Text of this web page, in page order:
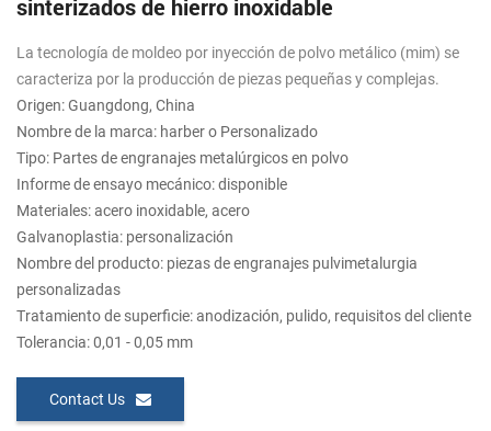
sinterizados de hierro inoxidable
La tecnología de moldeo por inyección de polvo metálico (mim) se
caracteriza por la producción de piezas pequeñas y complejas.
Origen: Guangdong, China
Nombre de la marca: harber o Personalizado
Tipo: Partes de engranajes metalúrgicos en polvo
Informe de ensayo mecánico: disponible
Materiales: acero inoxidable, acero
Galvanoplastia: personalización
Nombre del producto: piezas de engranajes pulvimetalurgia
personalizadas
Tratamiento de superficie: anodización, pulido, requisitos del cliente
Tolerancia: 0,01 - 0,05 mm
Contact Us